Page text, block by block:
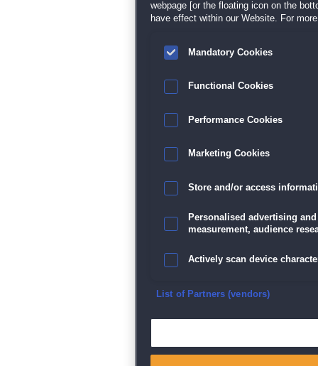
Datenschutz| AGB|Impressum
webpage [or the floating icon on the
have effect within our Website. For
Mandatory Cookies
Functional Cookies
Performance Cookies
Marketing Cookies
Store and/or access
Personalised advertising
measurement, audience
Actively scan device
Ensure security, prevent
List of Partners (vendors)